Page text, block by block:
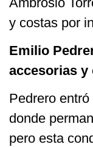
y costas por
Emilio
accesorias y
Pedrero
donde
pero esta